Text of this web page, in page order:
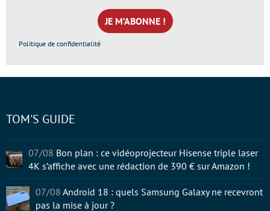
mail
*
Politique de confidentialité
TOM'S GUIDE
07/08 Bon plan : ce vidéoprojecteur Hisense triple laser
4K s’affiche avec une rédaction de 390 € sur Amazon !
07/08 Android 18 : quels Samsung Galaxy ne recevront
pas la mise à jour ?